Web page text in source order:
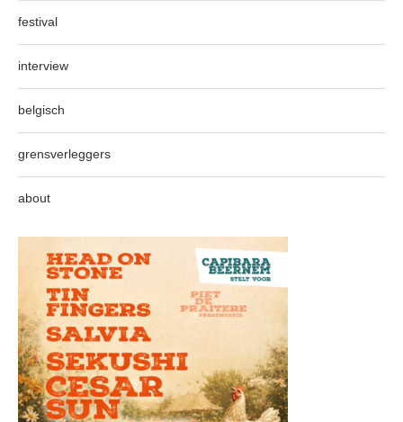
festival
interview
belgisch
grensverleggers
about